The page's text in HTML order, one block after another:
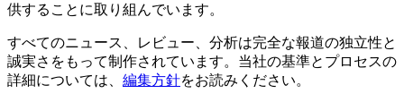
供することに取り組んでいます。
すべてのニュース、レビュー、分析は完全な報道の独立性と
誠実さをもって制作されています。当社の基準とプロセスの
詳細については、 編集方針をお読みください。